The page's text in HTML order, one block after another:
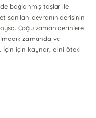
bağlanmış taşlar ile
sanılan devranın derisinin
Çoğu zaman derinlere
zamanda ve
İçin için kaynar, elini öteki